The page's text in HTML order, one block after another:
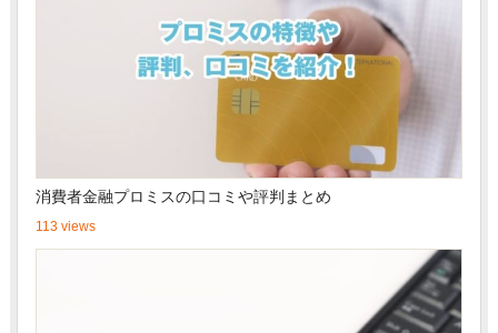
消費者金融プロミスの口コミや評判まとめ
113 views